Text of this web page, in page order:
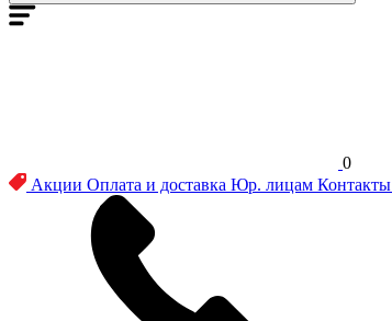
0
Акции Оплата и доставка Юр. лицам Контакты